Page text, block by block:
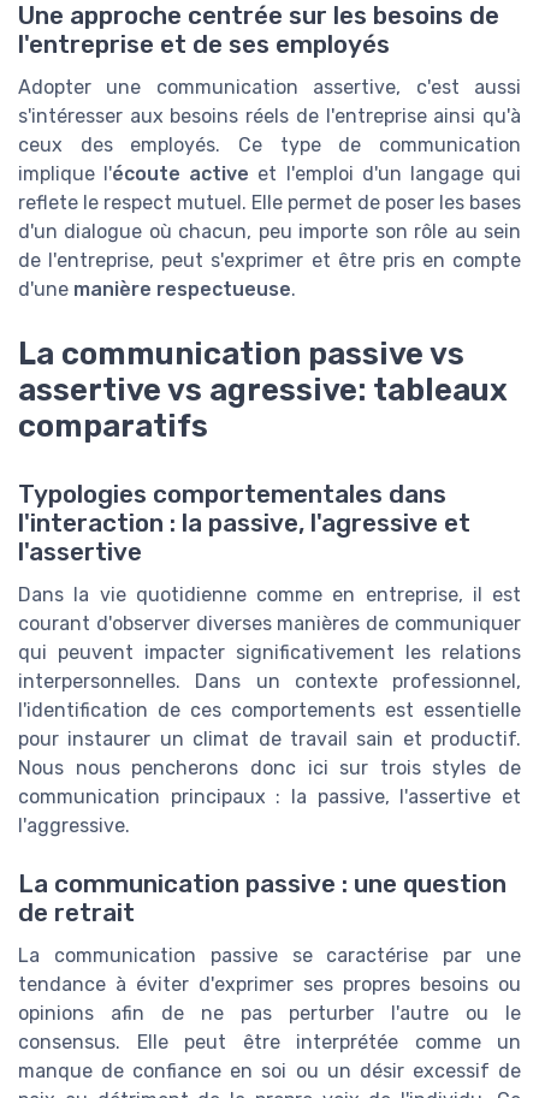
Une approche centrée sur les besoins de
l'entreprise et de ses employés
Adopter une communication assertive, c'est aussi
s'intéresser aux besoins réels de l'entreprise ainsi qu'à
ceux des employés. Ce type de communication
implique l'écoute active et l'emploi d'un langage qui
reflete le respect mutuel. Elle permet de poser les bases
d'un dialogue où chacun, peu importe son rôle au sein
de l'entreprise, peut s'exprimer et être pris en compte
d'une manière respectueuse.
La communication passive vs
assertive vs agressive: tableaux
comparatifs
Typologies comportementales dans
l'interaction : la passive, l'agressive et
l'assertive
Dans la vie quotidienne comme en entreprise, il est
courant d'observer diverses manières de communiquer
qui peuvent impacter significativement les relations
interpersonnelles. Dans un contexte professionnel,
l'identification de ces comportements est essentielle
pour instaurer un climat de travail sain et productif.
Nous nous pencherons donc ici sur trois styles de
communication principaux : la passive, l'assertive et
l'aggressive.
La communication passive : une question
de retrait
La communication passive se caractérise par une
tendance à éviter d'exprimer ses propres besoins ou
opinions afin de ne pas perturber l'autre ou le
consensus. Elle peut être interprétée comme un
manque de confiance en soi ou un désir excessif de